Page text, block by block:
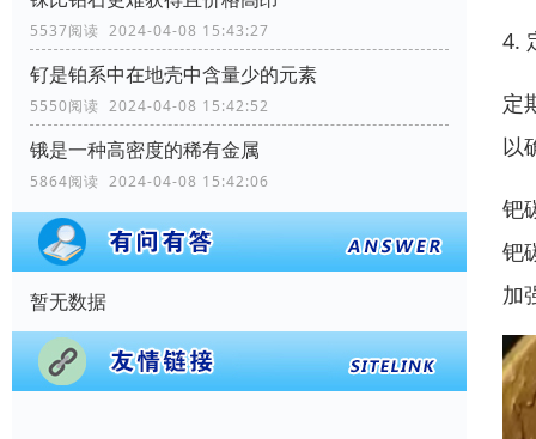
5537阅读 2024-04-08 15:43:27
钌是铂系中在地壳中含量少的元素
5550阅读 2024-04-08 15:42:52
锇是一种高密度的稀有金属
5864阅读 2024-04-08 15:42:06
暂无数据
4.
定
以
钯
钯
加